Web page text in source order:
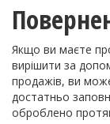
Якщо ви маєте
вирішити за
продажів, ви
достатньо
оброблено